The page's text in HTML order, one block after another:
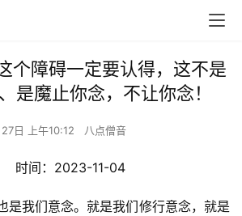
个障碍一定要认得，这不是
是魔止你念，不让你念！
日 上午10:12 八点僧音
时间：2023-11-04
是我们意念。就是我们修行意念，就是